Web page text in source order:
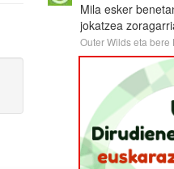
Mila esker
jokatzea
Outer Wilds eta bere